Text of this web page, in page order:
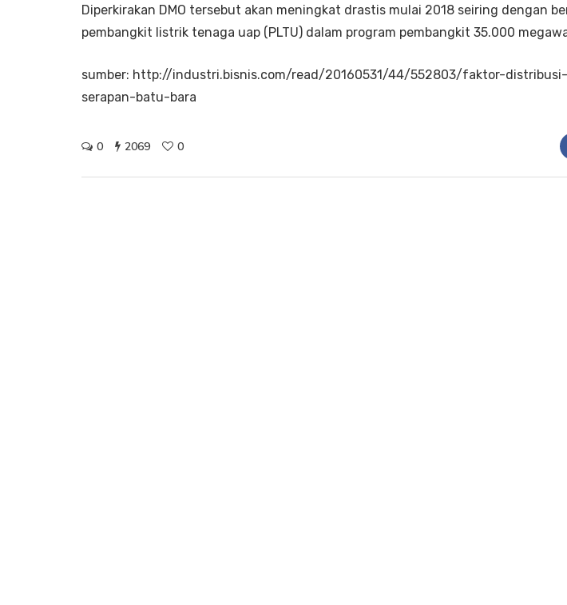
Diperkirakan DMO tersebut akan meningkat drastis mulai 2018 seiring dengan
pembangkit listrik tenaga uap (PLTU) dalam program pembangkit 35.000
sumber: http://industri.bisnis.com/read/20160531/44/552803/faktor-
serapan-batu-bara
0 2069 0